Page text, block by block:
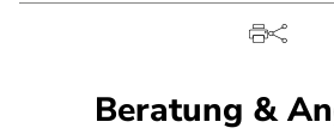
Beratung &